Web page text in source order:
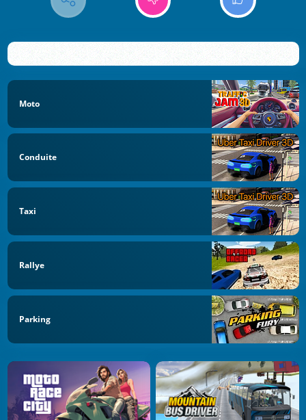
Moto
Conduite
Taxi
Rallye
Parking